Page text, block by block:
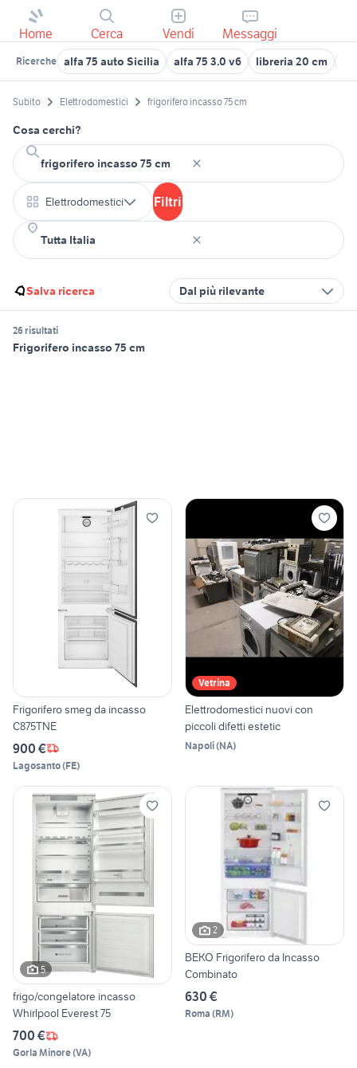
Home Cerca Vendi Messaggi
Ricerche alfa 75 auto Sicilia alfa 75 3.0 v6 libreria 20 cm
Subito Elettrodomestici frigorifero incasso 75 cm
Cosa cerchi?
Elettrodomestici Filtri
Salva ricerca Dal più rilevante
26 risultati
Frigorifero incasso 75 cm
Frigorifero smeg da incasso
C875TNE
900 €
Lagosanto(FE)
Vetrina
Elettrodomestici nuovi con
piccoli difetti estetic
Napoli(NA)
5
frigo/congelatore incasso
Whirlpool Everest 75
700 €
Gorla Minore(VA)
2
BEKO Frigorifero da Incasso
Combinato
630 €
Roma (RM)